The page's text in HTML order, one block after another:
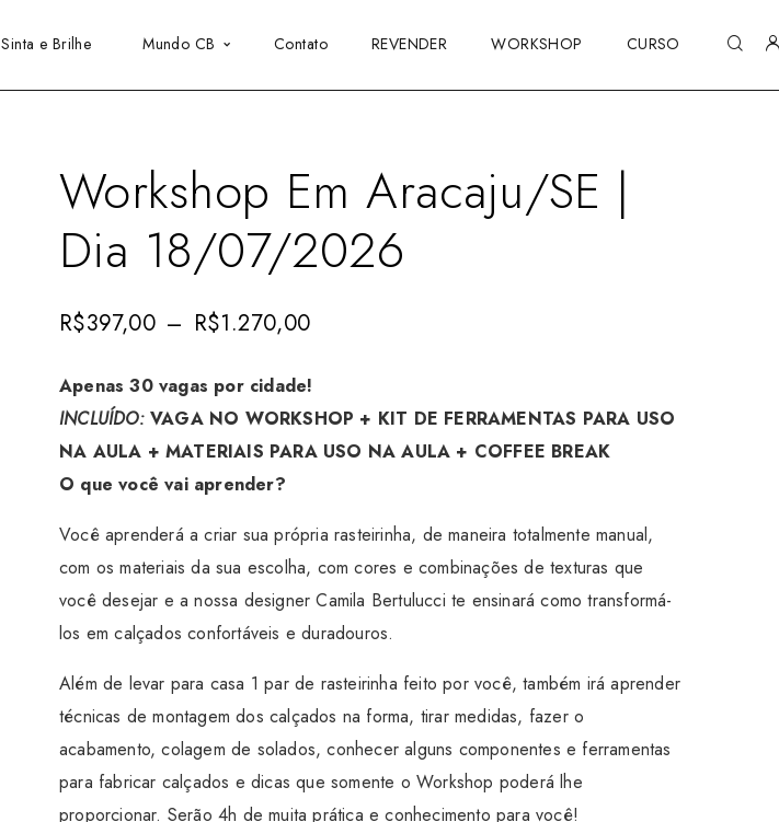
Sinta e Brilhe Mundo CB Contato REVENDER WORKSHOP CURSO
Workshop Em Aracaju/SE |
Dia 18/07/2026
R$397,00 – R$1.270,00
Apenas 30 vagas por cidade!
INCLUÍDO:VAGA NO WORKSHOP + KIT DE FERRAMENTAS PARA USO
NA AULA + MATERIAIS PARA USO NA AULA + COFFEE BREAK
O que você vai aprender?
Você aprenderá a criar sua própria rasteirinha, de maneira totalmente manual,
com os materiais da sua escolha, com cores e combinações de texturas que
você desejar e a nossa designer Camila Bertulucci te ensinará como transformá-
los em calçados confortáveis e duradouros.
Além de levar para casa 1 par de rasteirinha feito por você, também irá aprender
técnicas de montagem dos calçados na forma, tirar medidas, fazer o
acabamento, colagem de solados, conhecer alguns componentes e ferramentas
para fabricar calçados e dicas que somente o Workshop poderá lhe
proporcionar. Serão 4h de muita prática e conhecimento para você!